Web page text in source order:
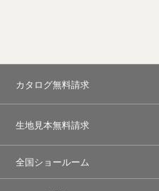
カタログ無料請求
生地見本無料請求
全国ショールーム